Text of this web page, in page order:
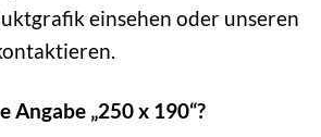
einsehen oder unseren
Angabe „250 x 190“?